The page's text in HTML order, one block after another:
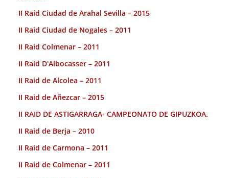
II Raid Ciudad de Arahal Sevilla – 2015
II Raid Ciudad de Nogales – 2011
II Raid Colmenar – 2011
II Raid D'Albocasser – 2011
II Raid de Alcolea – 2011
II Raid de Añezcar – 2015
II RAID DE ASTIGARRAGA- CAMPEONATO DE GIPUZKOA.
II Raid de Berja – 2010
II Raid de Carmona – 2011
II Raid de Colmenar – 2011